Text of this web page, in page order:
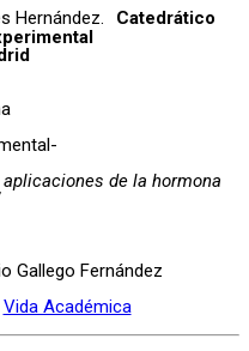
Catedrático
aplicaciones de la hormona
Gallego Fernández
Vida Académica